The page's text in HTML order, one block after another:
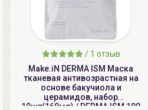
/ 1 отзыв
Make.iN DERMA ISM Маска
тканевая антивозрастная на
основе бакучиола и
церамидов, набор
10шт(160мл) / DERMA ISM 100